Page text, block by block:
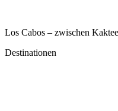
Los Cabos – zwischen
Destinationen